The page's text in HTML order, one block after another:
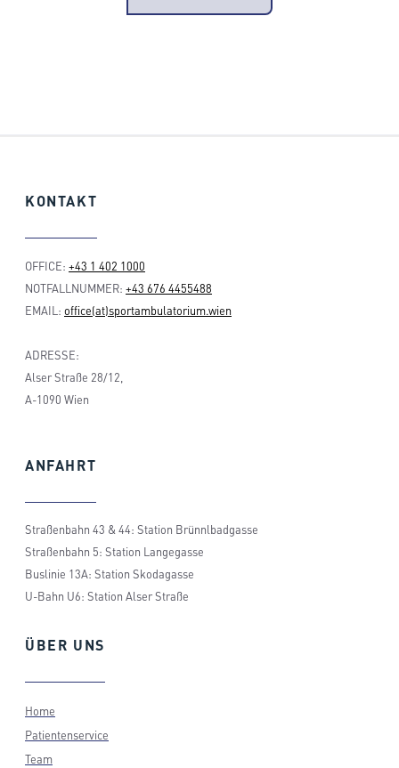
KONTAKT
OFFICE: +43 1 402 1000
NOTFALLNUMMER: +43 676 4455488
EMAIL: office(at)sportambulatorium.wien
ADRESSE:
Alser Straße 28/12,
A-1090 Wien
ANFAHRT
Straßenbahn 43 & 44: Station Brünnlbadgasse
Straßenbahn 5: Station Langegasse
Buslinie 13A: Station Skodagasse
U-Bahn U6: Station Alser Straße
ÜBER UNS
Home
Patientenservice
Team